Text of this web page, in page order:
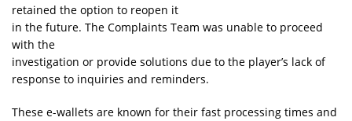
retained the option to reopen it
in the future. The Complaints Team was unable to proceed
with the
investigation or provide solutions due to the player’s lack of
response to inquiries and reminders.
These e-wallets are known for their fast processing times and